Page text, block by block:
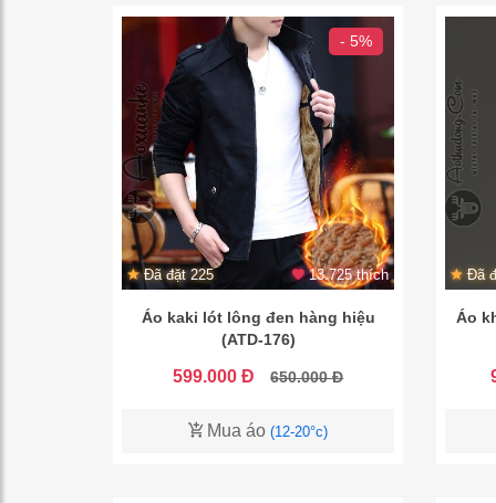
- 5%
Đã đặt 225 13.725 thích
Áo kaki lót lông đen hàng hiệu
(ATD-176)
599.000 Đ 650.000 Đ
Mua áo(12-20°c)
Đã
Áo